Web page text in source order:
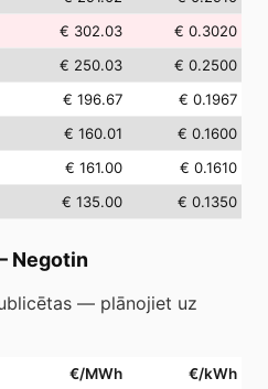
€ 302.03
€ 0.3020
€ 250.03
€ 0.2500
€ 196.67
€ 0.1967
€ 160.01
€ 0.1600
€ 161.00
€ 0.1610
€ 135.00 € 0.1350
Negotin
— plānojiet uz
€/MWh €/kWh